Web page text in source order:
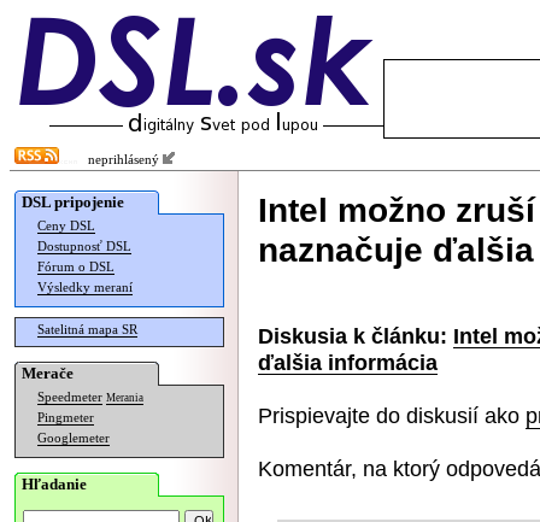
neprihlásený
DSL pripojenie
Ceny DSL
Dostupnosť DSL
Fórum o DSL
Výsledky meraní
Satelitná mapa SR
Merače
Speedmeter Merania
Pingmeter
Googlemeter
Hľadanie
Intel možno
naznačuje
Diskusia k článku: Intel
ďalšia informácia
Prispievajte do diskusií ako
Komentár, na ktorý